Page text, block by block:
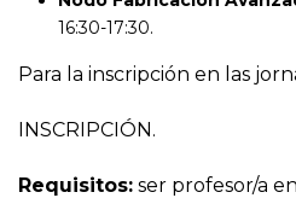
16:30-17:30.
Para la inscripción en las
INSCRIPCIÓN.
Requisitos: ser profesor/a